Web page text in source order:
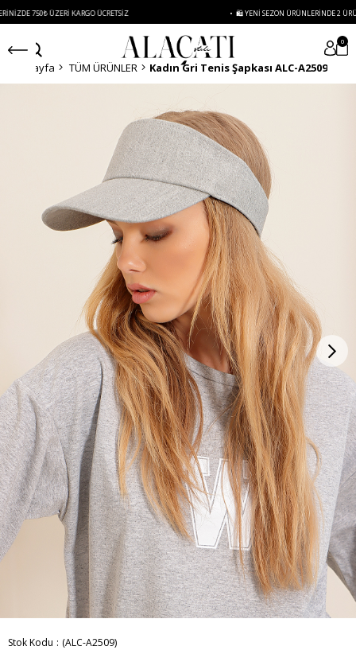
ÜZERI KARGO ÜCRETSIZ • 🛍️ YENI SEZON ÜRÜNLERINDE 2 ÜRÜN VE
0
Anasayfa TÜM ÜRÜNLER Kadın Gri Tenis Şapkası ALC-A2509
Stok Kodu (ALC-A2509)